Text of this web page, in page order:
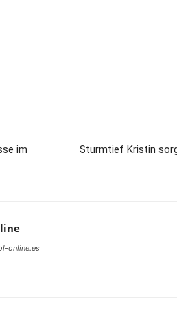
im
Sturmtief Kristin
online.es